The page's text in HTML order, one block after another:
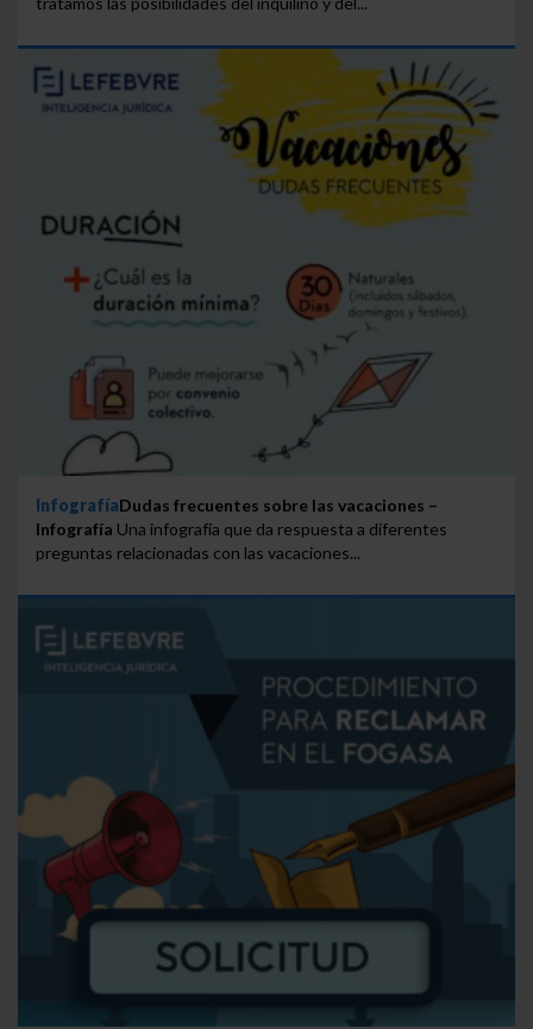
InfografíaDudas frecuentes sobre las vacaciones –
Infografía Una infografía que da respuesta a diferentes
preguntas relacionadas con las vacaciones...